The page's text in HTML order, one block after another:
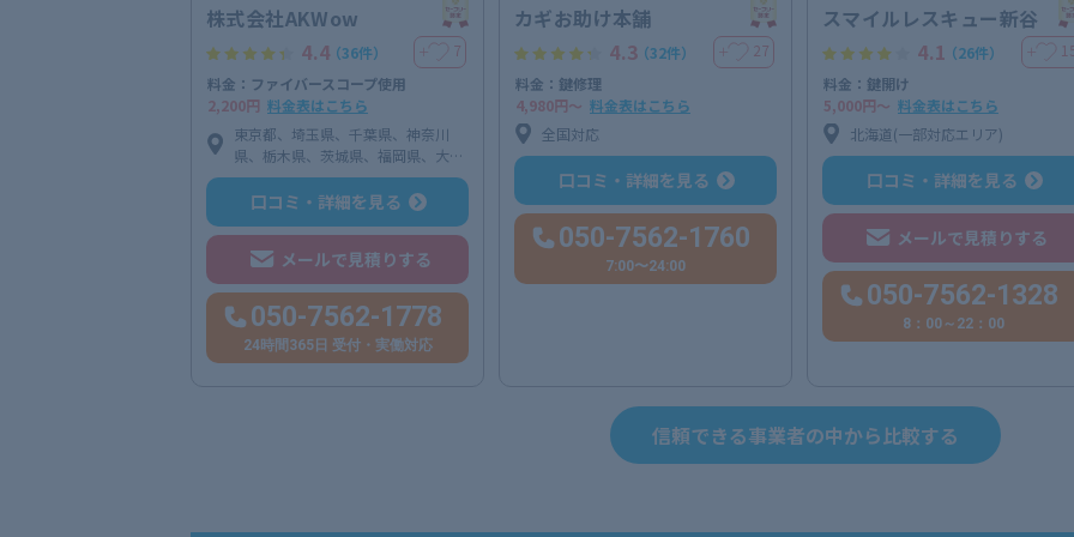
株式会社AKWow
4.4（36件） ＋
7
料金：ファイバースコープ使用
2,200円 料金表はこちら
東京都、埼玉県、千葉県、神奈川
県、栃木県、茨城県、福岡県、大分
県、長崎県、佐賀県、熊本県、大阪
府、福井県、宮城県、岩手県（※エ
リア内であれば、離島を除き全域対
応可能）
口コミ・詳細を見る
メールで見積りする
050-7562-1778
24時間365日 受付・実働対応
カギお助け本舗
4.3（32件） ＋
27
料金：鍵修理
4,980円〜 料金表はこちら
全国対応
口コミ・詳細を見る
050-7562-1760
7:00〜24:00
スマイルレスキュー新谷
4.1 （26件） ＋
料金：鍵開け
5,000円〜 料金表はこちら
北海道(一部対応エリア)
口コミ・詳細を見る
メールで見積りする
050-7562-1328
8：00～22：00
信頼できる事業者の中から比較する